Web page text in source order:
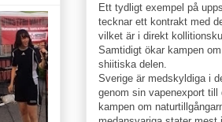
Ett tydligt exempel på
tecknar ett kontrakt med
vilket är i direkt
Samtidigt ökar kampen
shiitiska delen.
Sverige är medskyldiga i
genom sin vapenexport
kampen om